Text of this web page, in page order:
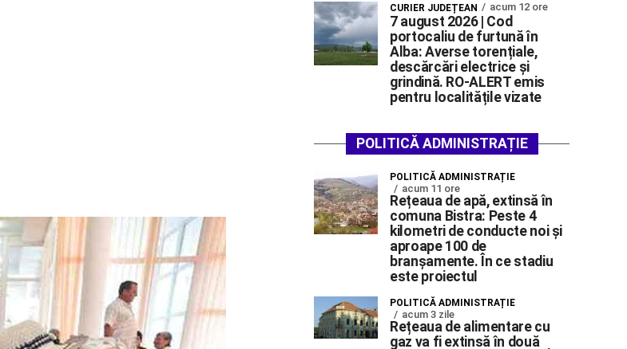
CURIER JUDEȚEAN acum 12 ore
7 august 2026 | Cod
portocaliu de furtună în
Alba: Averse torențiale,
descărcări electrice și
grindină. RO-ALERT emis
pentru localitățile vizate
POLITICĂ ADMINISTRAȚIE
POLITICĂ ADMINISTRAȚIE
acum 11 ore
Rețeaua de apă, extinsă în
comuna Bistra: Peste 4
kilometri de conducte noi și
aproape 100 de
branșamente. În ce stadiu
este proiectul
POLITICĂ ADMINISTRAȚIE
acum 3 zile
Rețeaua de alimentare cu
gaz va fi extinsă în două